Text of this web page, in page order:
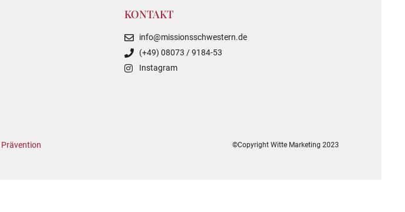
KONTAKT
info@missionsschwestern.de
(+49) 08073 / 9184-53
Instagram
Prävention ©Copyright Witte Marketing 2023